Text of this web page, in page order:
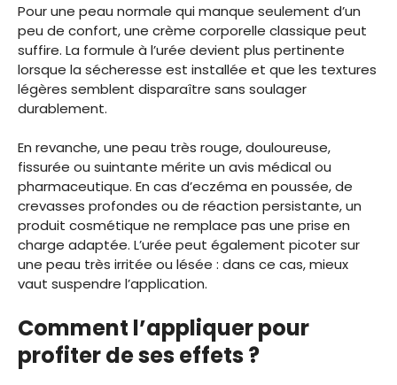
Pour une peau normale qui manque seulement d’un
peu de confort, une crème corporelle classique peut
suffire. La formule à l’urée devient plus pertinente
lorsque la sécheresse est installée et que les textures
légères semblent disparaître sans soulager
durablement.
En revanche, une peau très rouge, douloureuse,
fissurée ou suintante mérite un avis médical ou
pharmaceutique. En cas d’eczéma en poussée, de
crevasses profondes ou de réaction persistante, un
produit cosmétique ne remplace pas une prise en
charge adaptée. L’urée peut également picoter sur
une peau très irritée ou lésée : dans ce cas, mieux
vaut suspendre l’application.
Comment l’appliquer pour
profiter de ses effets ?